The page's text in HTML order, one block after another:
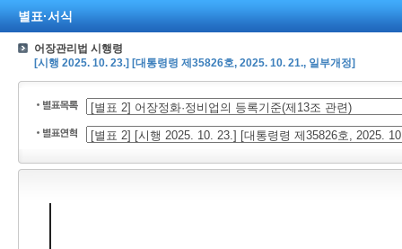
별표·서식
어장관리법 시행령
[시행 2025. 10. 23.] [대통령령 제35826호, 2025. 10. 21., 일부개정]